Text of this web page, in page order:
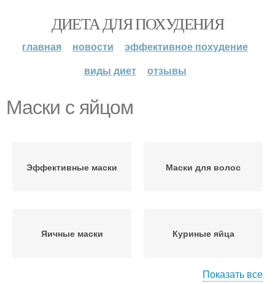
ДИЕТА ДЛЯ ПОХУДЕНИЯ
главная новости
эффективное похудение
виды диет
отзывы
Маски с яйцом
Эффективные маски Маски для волос
Яичные маски Куриные яйца
Показать все